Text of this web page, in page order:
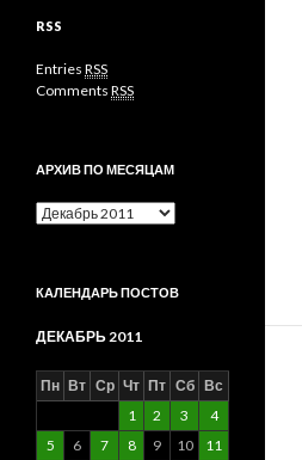
RSS
Entries RSS
Comments RSS
АРХИВ ПО МЕСЯЦАМ
Архив
КАЛЕНДАРЬ ПОСТОВ
ДЕКАБРЬ 2011
Пн Вт Ср Чт Пт Сб Вс
1
2 3
4
5
6 7 8 9 10
11